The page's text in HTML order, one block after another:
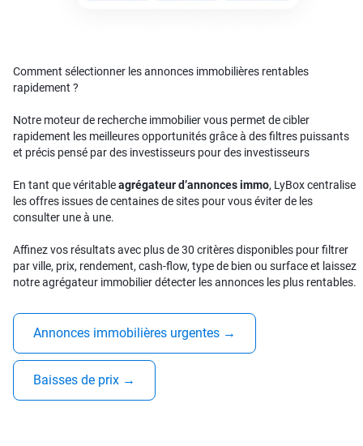
Comment sélectionner les annonces immobilières rentables
rapidement ?
Notre moteur de recherche immobilier vous permet de cibler
rapidement les meilleures opportunités grâce à des filtres puissants
et précis pensé par des investisseurs pour des investisseurs
En tant que véritableagrégateur d’annonces immo, LyBox centralise
les offres issues de centaines de sites pour vous éviter de les
consulter une à une.
Affinez vos résultats avec plus de 30 critères disponibles pour filtrer
par ville, prix, rendement, cash-flow, type de bien ou surface et laissez
notre agrégateur immobilier détecter les annonces les plus rentables.
Annonces immobilières urgentes →
Baisses de prix →